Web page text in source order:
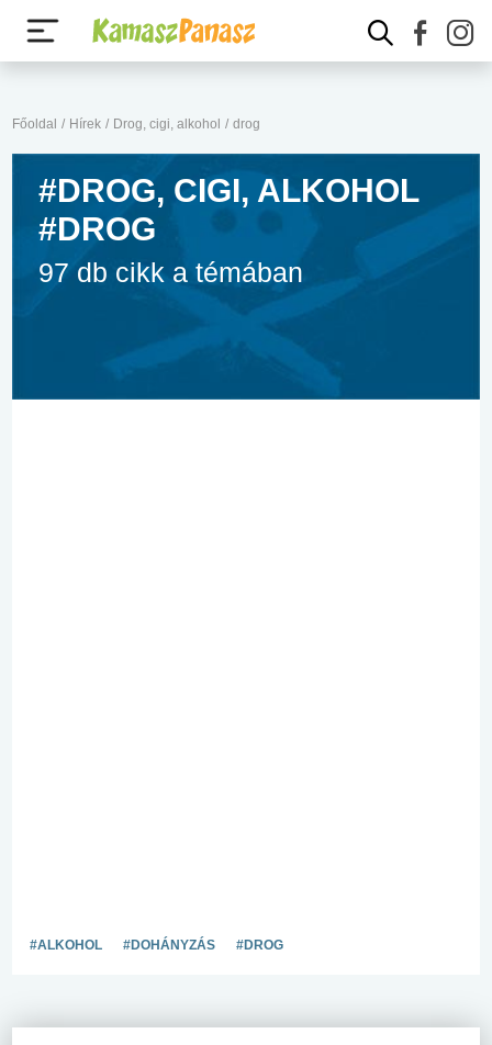
Főoldal / Hírek / Drog, cigi, alkohol / drog
#DROG, CIGI, ALKOHOL
#DROG
97 db cikk a témában
#ALKOHOL #DOHÁNYZÁS #DROG